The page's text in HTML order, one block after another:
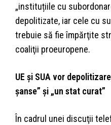
„instituțiile cu
depolitizate, iar cele cu
trebuie să fie împărţite
coaliţii proeuropene.
UE şi SUA vor
şanse” şi „un stat curat”
În cadrul unei discuţii